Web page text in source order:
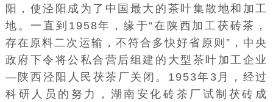
阳，使泾阳成为了中国最大的茶叶集散地和加工
地。一直到1958年，缘于“在陕西加工茯砖茶，
存在原料二次运输，不符合多快好省原则”，中央
政府下令将公私合营后组建的大型茶叶加工企业
―陕西泾阳人民茯茶厂关闭。1953年3月，经过
科研人员的努力，湖南安化砖茶厂试制茯砖成